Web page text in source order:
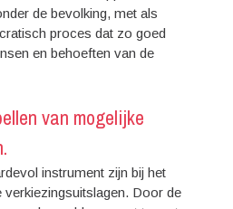
de bevolking, met als
proces dat zo goed
en behoeften van de
van mogelijke
instrument zijn bij het
Door de